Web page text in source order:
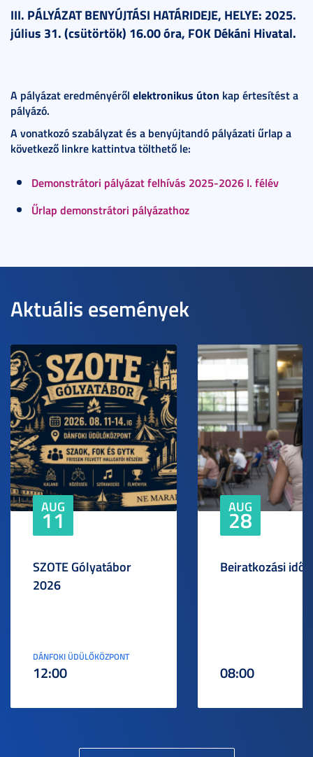
III. PÁLYÁZAT BENYÚJTÁSI HATÁRIDEJE, HELYE: 2025.
július 31. (csütörtök) 16.00 óra, FOK Dékáni Hivatal.
A pályázat eredményéről elektronikus úton kap értesítést a
pályázó.
A vonatkozó szabályzat és a benyújtandó pályázati űrlap a
következő linkre kattintva tölthető le:
Demonstrátori pályázat felhívás 2025-2026 I. félév
Űrlap demonstrátori pályázathoz
Aktuális események
AUG
11
SZOTE Gólyatábor
2026
DÁNFOKI ÜDÜLŐKÖZPONT
12:00
AUG
28
Beiratkozási
08:00